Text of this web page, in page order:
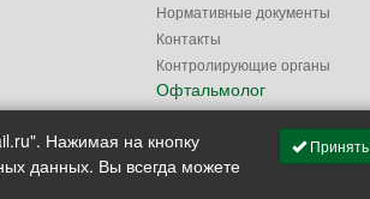
Нормативные документы
Контакты
Контролирующие органы
Офтальмолог
Нажимая на кнопку
данных. Вы всегда можете
Принять